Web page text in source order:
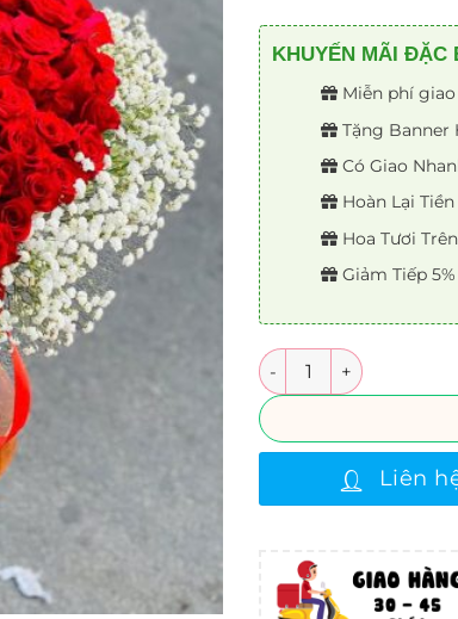
KHUYẾN MÃI ĐẶC
Miễn phí
Tặng Banner
Có Giao
Hoàn Lại
Hoa Tươi
Giảm Tiếp
Số lượng
Liên